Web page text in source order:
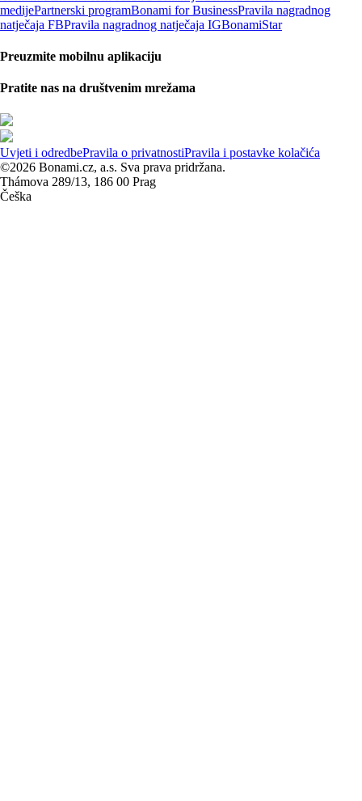
medijePartnerski programBonami for BusinessPravila nagradnog
natječaja FBPravila nagradnog natječaja IGBonamiStar
Preuzmite mobilnu aplikaciju
Pratite nas na društvenim mrežama
Uvjeti i odredbePravila o privatnostiPravila i postavke kolačića
©2026 Bonami.cz, a.s. Sva prava pridržana.
Thámova 289/13, 186 00 Prag
Češka